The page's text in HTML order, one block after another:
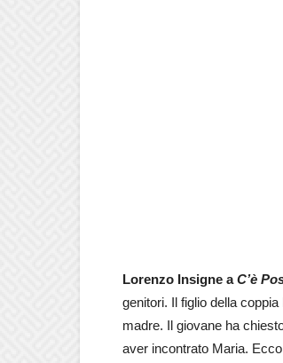
Lorenzo Insigne aC’è
genitori. Il figlio della
madre. Il giovane ha
aver incontrato Maria.